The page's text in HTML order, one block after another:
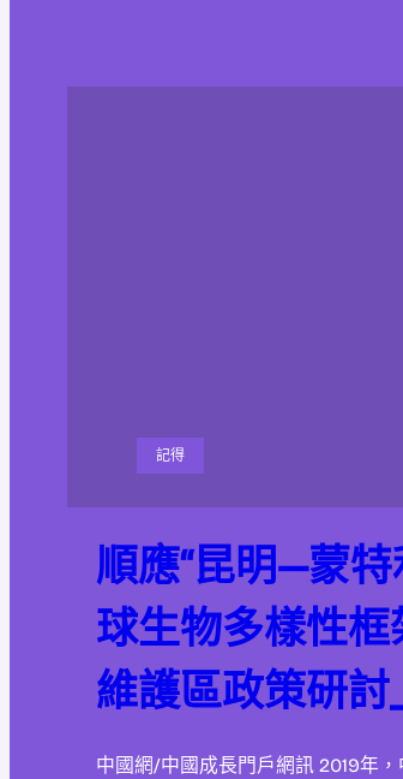
記得
順應“昆明—蒙
球生物多樣性框
維護區政策研討
中國網/中國成長門戶網訊 2019年